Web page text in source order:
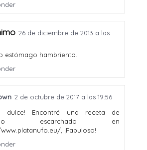
26 de diciembre de 2013 a las
estómago hambriento.
2 de octubre de 2017 a las 19:56
dulce! Encontré una receta de
escarchado en
, ¡Fabuloso!